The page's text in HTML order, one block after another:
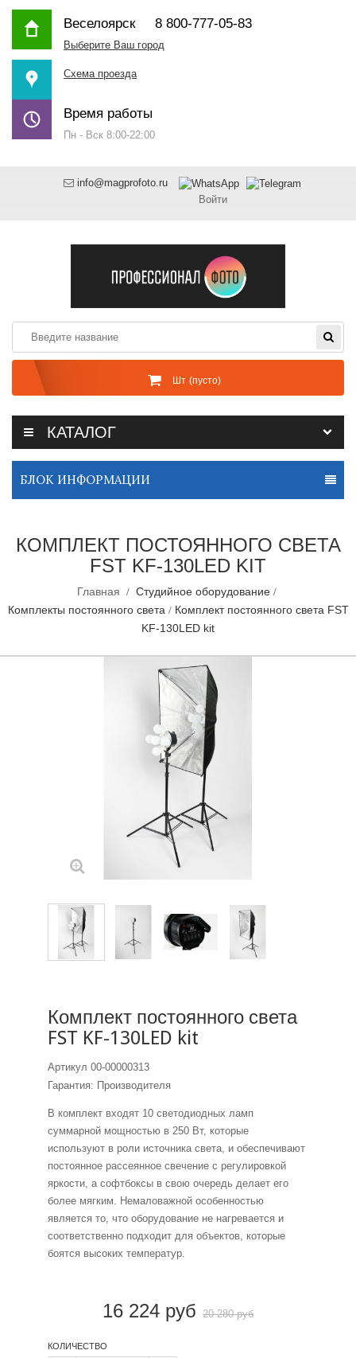
Веселоярск8 800-777-05-83
Выберите Ваш город
Схема проезда
Время работы
Пн - Вск 8:00-22:00
info@magprofoto.ru
Войти
Шт (пусто)
КАТАЛОГ
БЛОК ИНФОРМАЦИИ
КОМПЛЕКТ ПОСТОЯННОГО СВЕТА
FST KF-130LED KIT
Главная
Студийное оборудование
Комплекты постоянного света
Комплект постоянного света FST
KF-130LED kit
Комплект постоянного света
FST KF-130LED kit
Артикул 00-00000313
Гарантия: Производителя
В комплект входят 10 светодиодных ламп
суммарной мощностью в 250 Вт, которые
используют в роли источника света, и обеспечивают
постоянное рассеянное свечение с регулировкой
яркости, а софтбоксы в свою очередь делает его
более мягким. Немаловажной особенностью
является то, что оборудование не нагревается и
соответственно подходит для объектов, которые
боятся высоких температур.
16 224 руб 20 280 руб
КОЛИЧЕСТВО